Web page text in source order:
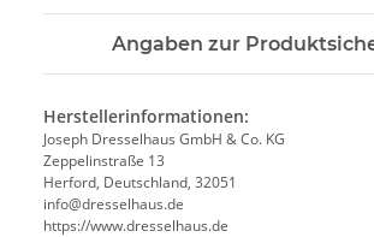
Angaben zur
Herstellerinformationen:
Joseph Dresselhaus GmbH & Co. KG
Zeppelinstraße 13
Herford, Deutschland, 32051
info@dresselhaus.de
https://www.dresselhaus.de